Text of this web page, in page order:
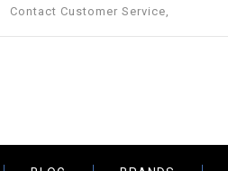
Contact Customer Service,